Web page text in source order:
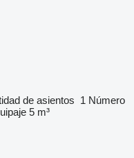
de asientos 1 Número
5 m³